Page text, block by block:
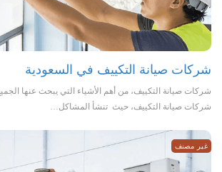
شركات صيانة التكييف في السعودية
شركات صيانة التكييف، من أهم الأشياء التي يبحث عنها
شركات صيانة التكييف، حيث تنشأ المشاكل…
غير مصنف